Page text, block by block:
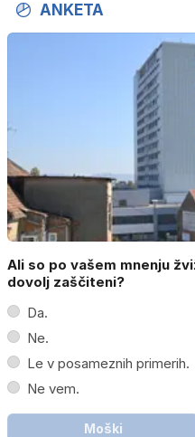
ANKETA
Ali so po vašem mnenju
dovolj zaščiteni?
Da.
Ne.
Le v posameznih primerih.
Ne vem.
Moški